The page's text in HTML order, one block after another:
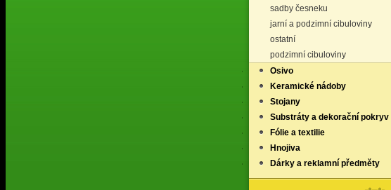
sadby česneku
jarní a podzimní cibuloviny
ostatní
podzimní cibuloviny
Osivo
Keramické nádoby
Stojany
Substráty a dekorační pokryv
Fólie a textilie
Hnojiva
Dárky a reklamní předměty